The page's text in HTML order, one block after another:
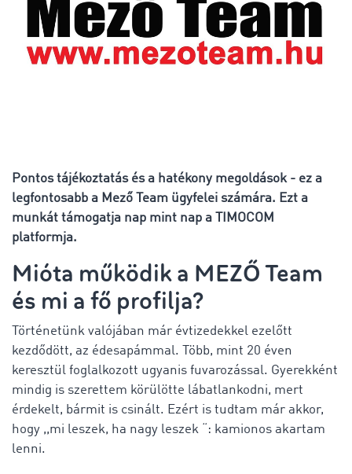
Pontos tájékoztatás és a hatékony megoldások - ez a
legfontosabb a Mező Team ügyfelei számára. Ezt a
munkát támogatja nap mint nap a TIMOCOM
platformja.
Mióta működik a MEZŐ Team
és mi a fő profilja?
Történetünk valójában már évtizedekkel ezelőtt
kezdődött, az édesapámmal. Több, mint 20 éven
keresztül foglalkozott ugyanis fuvarozással. Gyerekként
mindig is szerettem körülötte lábatlankodni, mert
érdekelt, bármit is csinált. Ezért is tudtam már akkor,
hogy ,,mi leszek, ha nagy leszek “: kamionos akartam
lenni.